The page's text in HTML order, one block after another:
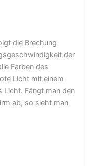
die Brechung
der
Farben des
Licht mit einem
Licht. Fängt man den
ab, so sieht man